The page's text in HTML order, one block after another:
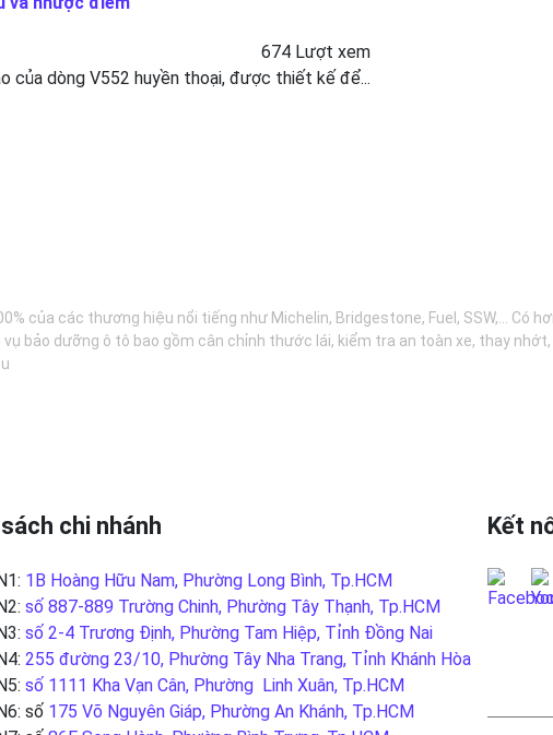
674 Lượt xem
của dòng V552 huyền thoại, được thiết kế để...
của các thương hiệu nổi tiếng như Michelin, Bridgestone, Fuel, SSW,... Có
vụ bảo dưỡng ô tô bao gồm cân chỉnh thước lái, kiểm tra an toàn xe, thay
sách chi nhánh
1B Hoàng Hữu Nam, Phường Long Bình, Tp.HCM
số 887-889 Trường Chinh, Phường Tây Thạnh, Tp.HCM
số 2-4 Trương Định, Phường Tam Hiệp, Tỉnh Đồng Nai
255 đường 23/10, Phường Tây Nha Trang, Tỉnh Khánh Hòa
số 1111 Kha Vạn Cân, Phường Linh Xuân, Tp.HCM
số 175 Võ Nguyên Giáp, Phường An Khánh, Tp.HCM
Kết